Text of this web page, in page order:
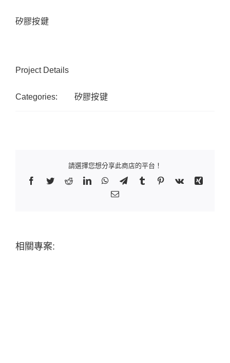
矽膠按鍵
Project Details
Categories: 矽膠按键
請選擇您想分享此商店的平台！
Facebook
TwitterRedditLinkedInWhatsApp
TelegramTumblr Pinterest
Vk
Xing
Email:
相關專案: